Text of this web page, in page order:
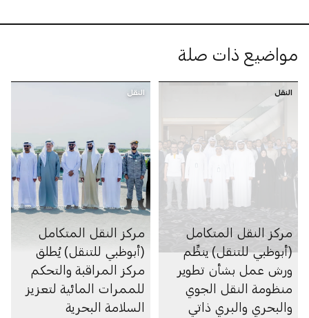
مواضيع ذات صلة
النقل
مركز النقل المتكامل
(أبوظبي للتنقل) ينظِّم
ورش عمل بشأن تطوير
منظومة النقل الجوي
والبحري والبري ذاتي
النقل
مركز النقل المتكامل
(أبوظبي للتنقل) يُطلق
مركز المراقبة والتحكم
للممرات المائية لتعزيز
السلامة البحرية